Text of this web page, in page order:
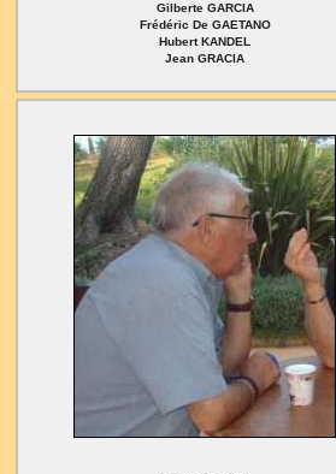
Gilberte GARCIA
Frédéric De GAETANO
Hubert KANDEL
Jean GRACIA